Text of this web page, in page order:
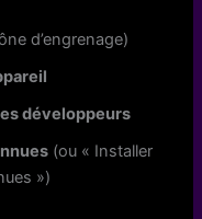
d’engrenage)
développeurs
(ou « Installer
»)